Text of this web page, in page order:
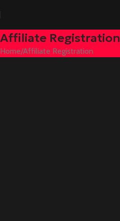
Affiliate Registration
Home Affiliate Registration